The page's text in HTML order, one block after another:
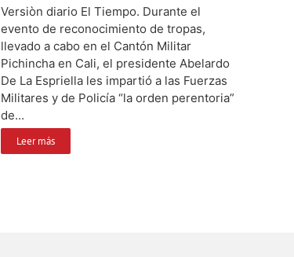
Versiòn diario El Tiempo. Durante el
evento de reconocimiento de tropas,
llevado a cabo en el Cantón Militar
Pichincha en Cali, el presidente Abelardo
De La Espriella les impartió a las Fuerzas
Militares y de Policía “la orden perentoria”
de...
Leer más